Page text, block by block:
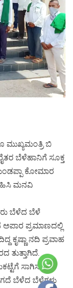
ಮುಖ್ಯಮಂತ್ರಿ ಬಿ
ಬೆಳೆಹಾನಿಗೆ ಸೂಕ್ತ
ಕೋಮಾರ
ಮನವಿ
ಬೆಳೆದ ಬೆಳೆ
ಅಪಾರ ಪ್ರಮಾಣದಲ್ಲಿ
ಕೃಷ್ಣಾ ನದಿ ಪ್ರವಾಹ
ತುತ್ತಾಗಿದೆ.
ಸಾಗಿಸಲು
ಬೆಳೆದ ಬೆಳೆಗಳು